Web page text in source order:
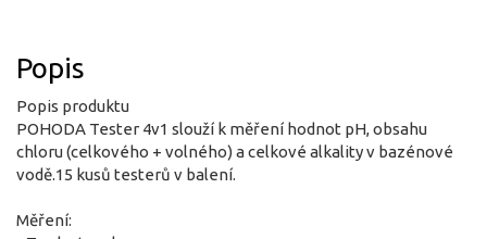
Popis
Popis produktu
POHODA Tester 4v1 slouží k měření hodnot pH, obsahu
chloru (celkového + volného) a celkové alkality v bazénové
vodě.15 kusů testerů v balení.
Měření: